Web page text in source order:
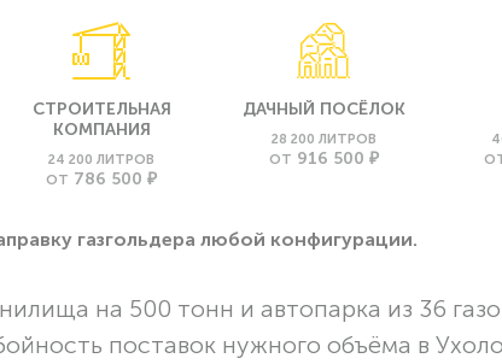
СТРОИТЕЛЬНАЯ
КОМПАНИЯ
24 200 ЛИТРОВ
ОТ 786 500 ₽
ДАЧНЫЙ ПОСЁЛОК
28 200 ЛИТРОВ
ОТ 916 500 ₽
газгольдера любой конфигурации.
на 500 тонн и автопарка из 36
поставок нужного объёма в